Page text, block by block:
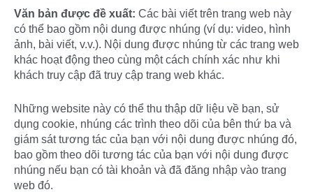
Văn bản được đề xuất: Các bài viết trên trang web này
có thể bao gồm nội dung được nhúng (ví dụ: video, hình
ảnh, bài viết, v.v.). Nội dung được nhúng từ các trang web
khác hoạt động theo cùng một cách chính xác như khi
khách truy cập đã truy cập trang web khác.
Những website này có thể thu thập dữ liệu về bạn, sử
dụng cookie, nhúng các trình theo dõi của bên thứ ba và
giám sát tương tác của bạn với nội dung được nhúng đó,
bao gồm theo dõi tương tác của bạn với nội dung được
nhúng nếu bạn có tài khoản và đã đăng nhập vào trang
web đó.